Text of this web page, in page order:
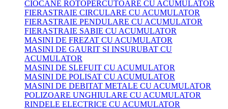
CIOCANE ROTOPERCUTOARE CU ACUMULATOR
FIERASTRAIE CIRCULARE CU ACUMULATOR
FIERASTRAIE PENDULARE CU ACUMULATOR
FIERASTRAIE SABIE CU ACUMULATOR
MASINI DE FREZAT CU ACUMULATOR
MASINI DE GAURIT SI INSURUBAT CU
ACUMULATOR
MASINI DE SLEFUIT CU ACUMULATOR
MASINI DE POLISAT CU ACUMULATOR
MASINI DE DEBITAT METALE CU ACUMULATOR
POLIZOARE UNGHIULARE CU ACUMULATOR
RINDELE ELECTRICE CU ACUMULATOR